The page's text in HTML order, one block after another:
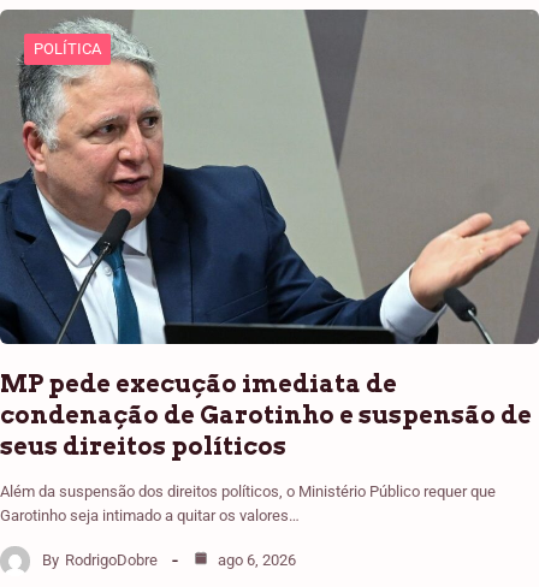
POLÍTICA
MP pede execução imediata de
condenação de Garotinho e suspensão de
seus direitos políticos
Além da suspensão dos direitos políticos, o Ministério Público requer que
Garotinho seja intimado a quitar os valores…
By RodrigoDobre ago 6, 2026